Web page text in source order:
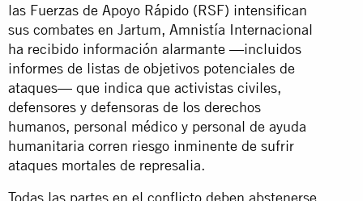
las Fuerzas de Apoyo Rápido (RSF) intensifican
sus combates en Jartum, Amnistía Internacional
ha recibido información alarmante —incluidos
informes de listas de objetivos potenciales de
ataques— que indica que activistas civiles,
defensores y defensoras de los derechos
humanos, personal médico y personal de ayuda
humanitaria corren riesgo inminente de sufrir
ataques mortales de represalia.
Todas las partes en el conflicto deben abstenerse